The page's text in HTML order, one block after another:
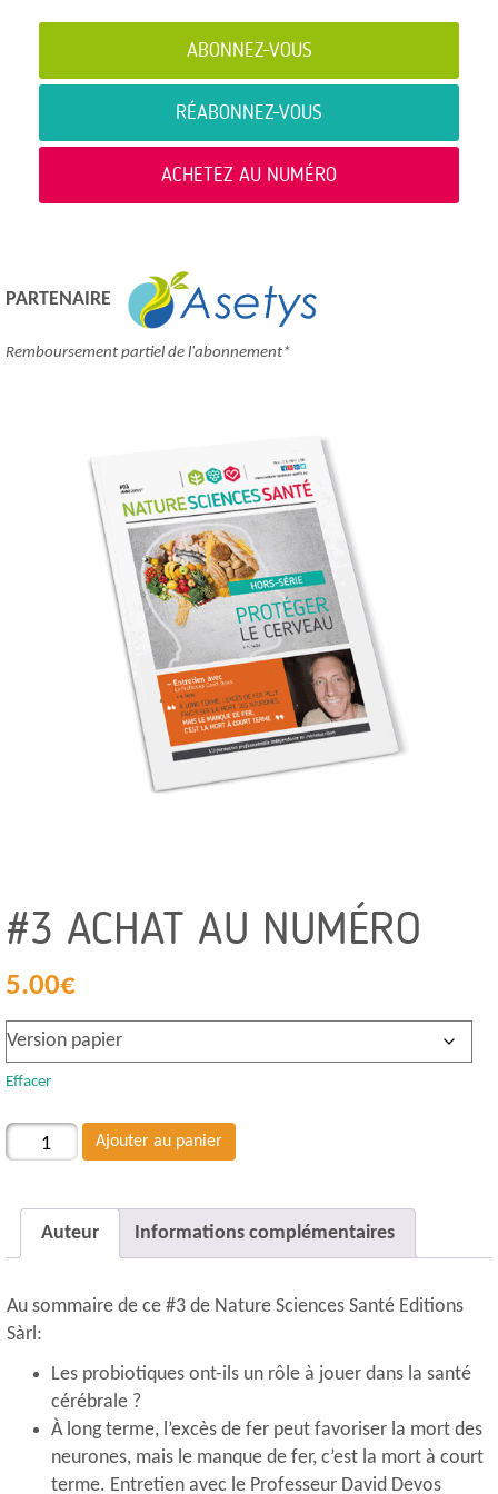
ABONNEZ-VOUS
RÉABONNEZ-VOUS
ACHETEZ AU NUMÉRO
PARTENAIRE
Remboursement partiel de l'abonnement*
#3 ACHAT AU NUMÉRO
5.00€
Effacer
quantité
de
Ajouter au panier
Auteur Informations complémentaires
Au sommaire de ce #3 de Nature Sciences Santé Editions
Sàrl:
Les probiotiques ont-ils un rôle à jouer dans la santé
cérébrale ?
À long terme, l’excès de fer peut favoriser la mort des
neurones, mais le manque de fer, c’est la mort à court
terme. Entretien avec le Professeur David Devos